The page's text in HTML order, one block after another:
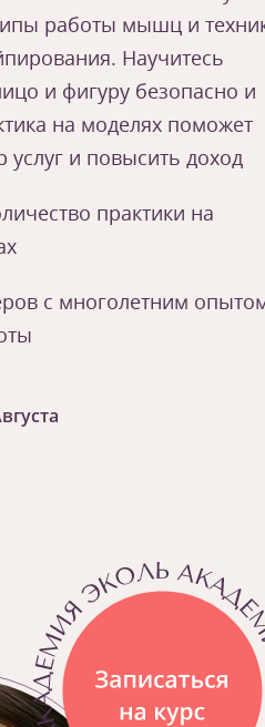
работы мышц и
Научитесь
и фигуру безопасно и
на моделях поможет
услуг и повысить доход
практики на
с многолетним